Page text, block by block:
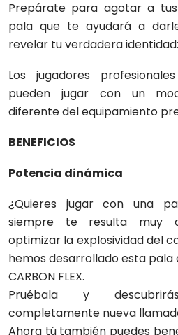
Prepárate para agotar a
pala que te ayudará a
revelar tu verdadera identidad:
Los jugadores
pueden jugar con un
diferente del equipamiento
BENEFICIOS
Potencia dinámica
¿Quieres jugar con una
siempre te resulta muy
optimizar la explosividad del
hemos desarrollado esta
CARBON FLEX.
Pruébala y
completamente nueva
Ahora tú también puedes